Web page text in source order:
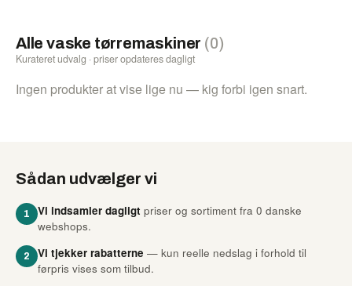
Alle vaske tørremaskiner (0)
Kurateret udvalg · priser opdateres dagligt
Ingen produkter at vise lige nu — kig forbi igen snart.
Sådan udvælger vi
1 Vi indsamler dagligt priser og sortiment fra 0 danske
webshops.
2 Vi tjekker rabatterne — kun reelle nedslag i forhold til
førpris vises som tilbud.